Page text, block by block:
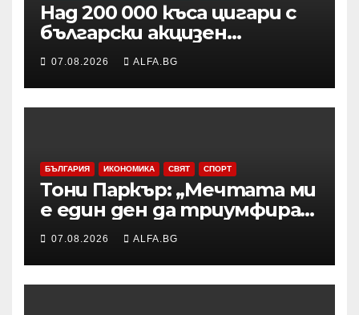
Над 200 000 къса цигари с
български акцизен
бандерол са задържани при
проверка на товарен
автомобил в района на
Видин
07.08.2026 ALFA.BG
БЪЛГАРИЯ ИКОНОМИКА СВЯТ СПОРТ
Тони Паркър: „Мечтата ми
е един ден да триумфирам
с АСВЕЛ и да стана
шампион на НБА Европа“
07.08.2026 ALFA.BG